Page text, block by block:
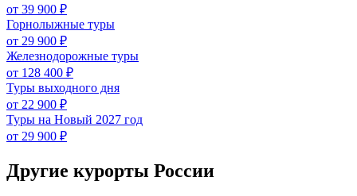
от 39 900 ₽
Горнолыжные туры
от 29 900 ₽
Железнодорожные туры
от 128 400 ₽
Туры выходного дня
от 22 900 ₽
Туры на Новый 2027 год
от 29 900 ₽
Другие курорты России